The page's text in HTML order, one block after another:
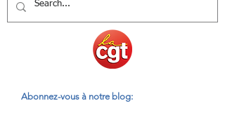
Abonnez-vous à notre blog: